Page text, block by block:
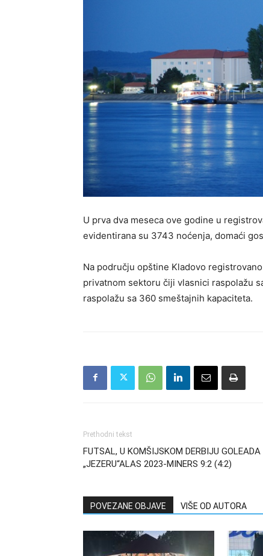
U prva dva meseca ove godine u
evidentirana su 3743 noćenja, domaći
Na području opštine Kladovo
privatnom sektoru čiji vlasnici raspolažu
raspolažu sa 360 smeštajnih kapaciteta.
Prethodni tekst
FUTSAL, U KOMŠIJSKOM DERBIJU GOLEADA
„JEZERU“ALAS 2023-MINERS 9:2 (4:2)
POVEZANE OBJAVE VIŠE OD AUTORA